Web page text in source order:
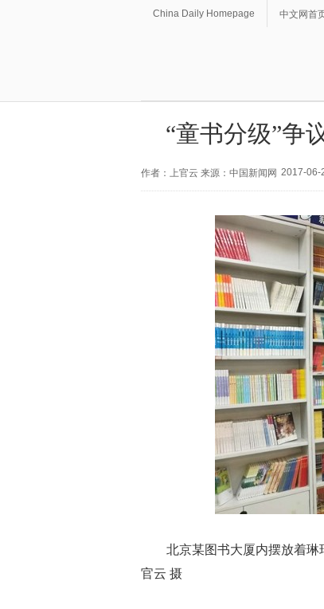
China Daily Homepage 中文网首
“童书分级”争
作者：上官云 来源：中国新闻网 2017-06-
北京某图书大厦内摆放着
官云 摄